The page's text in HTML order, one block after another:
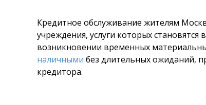
Кредитное обслуживание жителям
учреждения, услуги которых
возникновении временных
наличными без длительных ожиданий,
кредитора.